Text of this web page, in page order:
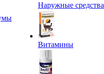
Наружные средства
Витамины